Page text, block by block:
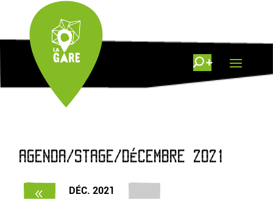
AGENDA/STAGE/DÉCEMBRE 2021
DÉC. 2021